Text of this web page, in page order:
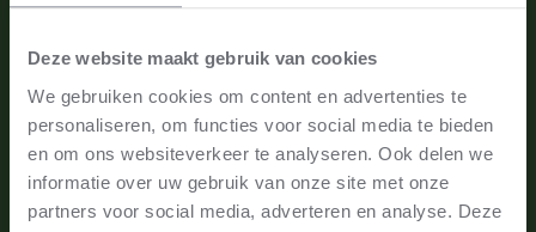
Deze website maakt gebruik van cookies
We gebruiken cookies om content en advertenties te
personaliseren, om functies voor social media te bieden
en om ons websiteverkeer te analyseren. Ook delen we
informatie over uw gebruik van onze site met onze
partners voor social media, adverteren en analyse. Deze
Locatie
Het Concertgebouw
Grote Zaal
Amsterdam
Prijs
€29.00 - €78.00
Programma
Williams - Star Wars Suite
Glass - Vioolconcert nr. 1